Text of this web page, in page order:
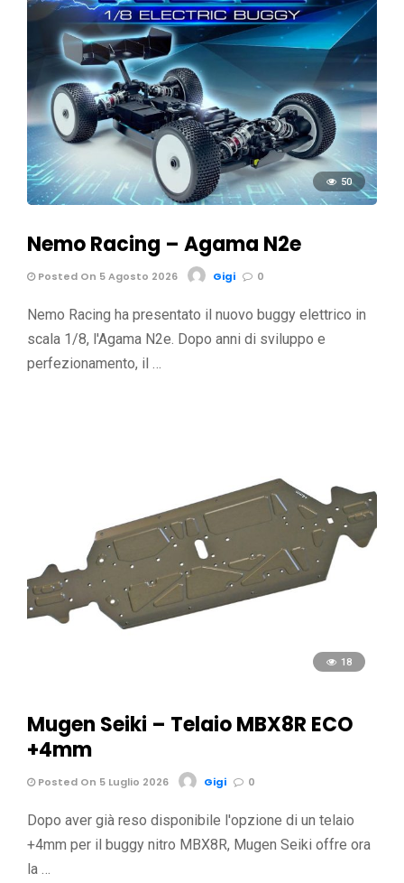
50
Nemo Racing – Agama N2e
Posted On 5 Agosto 2026 Gigi 0
Nemo Racing ha presentato il nuovo buggy elettrico in
scala 1/8, l'Agama N2e. Dopo anni di sviluppo e
perfezionamento, il …
18
Mugen Seiki – Telaio MBX8R ECO
+4mm
Posted On 5 Luglio 2026 Gigi 0
Dopo aver già reso disponibile l'opzione di un telaio
+4mm per il buggy nitro MBX8R, Mugen Seiki offre ora
la …